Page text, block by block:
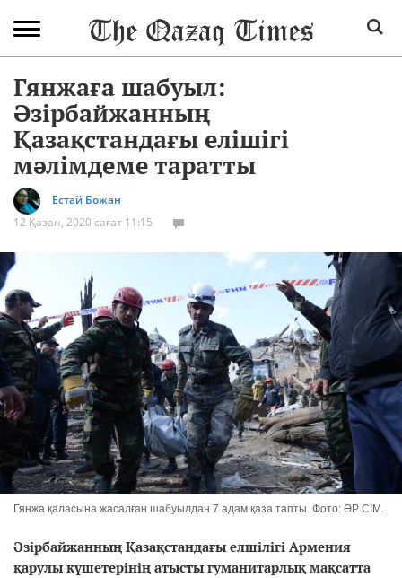
Гянжаға шабуыл:
Әзірбайжанның
Қазақстандағы елішігі
мәлімдеме таратты
Естай Божан
12 Қазан, 2020 сағат 11:15
Гянжа қаласына жасалған шабуылдан 7 адам қаза тапты. Фото: ӘР СІМ.
Әзірбайжанның Қазақстандағы елшілігі Армения
қарулы күшетерінің атысты гуманитарлық мақсатта